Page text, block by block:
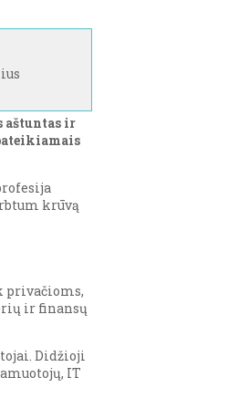
aštuntas ir
krūvą
privačioms,
ir finansų
Didžioji
IT